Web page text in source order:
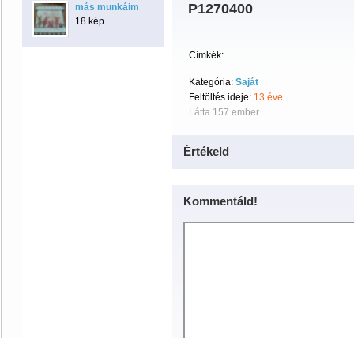
más munkáim
18 kép
P1270400
Címkék:
Kategória: Saját
Feltöltés ideje: 13 éve
Látta 157 ember.
Értékeld
Kommentáld!